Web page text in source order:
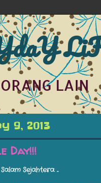
LAIN
9, 2013
Day!!!
Sejahtera ...